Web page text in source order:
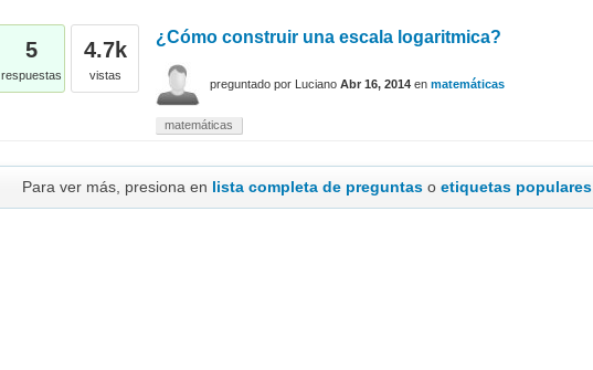
5
respuestas
4.7k
vistas
¿Cómo construir una escala logaritmica?
preguntado por Luciano Abr 16, 2014 en matemáticas
matemáticas
Para ver más, presiona en lista completa de preguntas o etiquetas populares